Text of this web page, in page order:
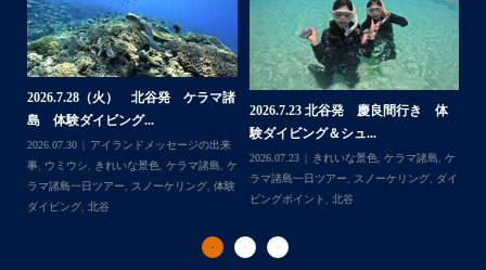
Follow on Instagram
2026.7.28（火） 北谷発 ケラマ諸
島 体験ダイビング...
2026.07.30
アイランドメッセージの出来
事, ウミウシ, きれいな景色, ケラマ諸島, ケ
ラマ諸島一日ツアー, スノーケリング, 体験
ダイビング, 北谷
2026.7.23 北谷発 慶良間行き 体
験ダイビング＆シュ...
2026.07.23 きれいな景色, ケラマ諸島, ケ
ラマ諸島一日ツアー, スノーケリング, ダイ
ビングポイント, 北谷